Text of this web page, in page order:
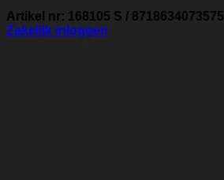
Artikel nr: 168105 S / 8718634073575
Zakelijk inloggen